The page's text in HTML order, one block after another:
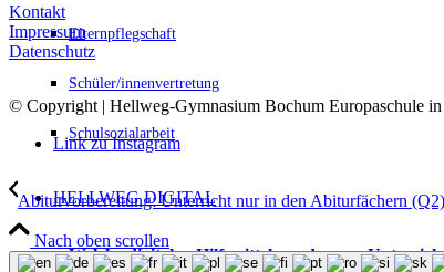
Elternpflegschaft
Schüler/innenvertretung
Schulsozialarbeit
HELLWEG DIGITAL
Welche digitalen Hilfsmittel werden zur
Kontakt
Impressum
Datenschutz
© Copyright | Hellweg-Gymnasium Bochum Europaschule
Link zu Instagram
Abiturvorbereitung: Unterricht nur in den Abiturfächern
Nach oben scrollen